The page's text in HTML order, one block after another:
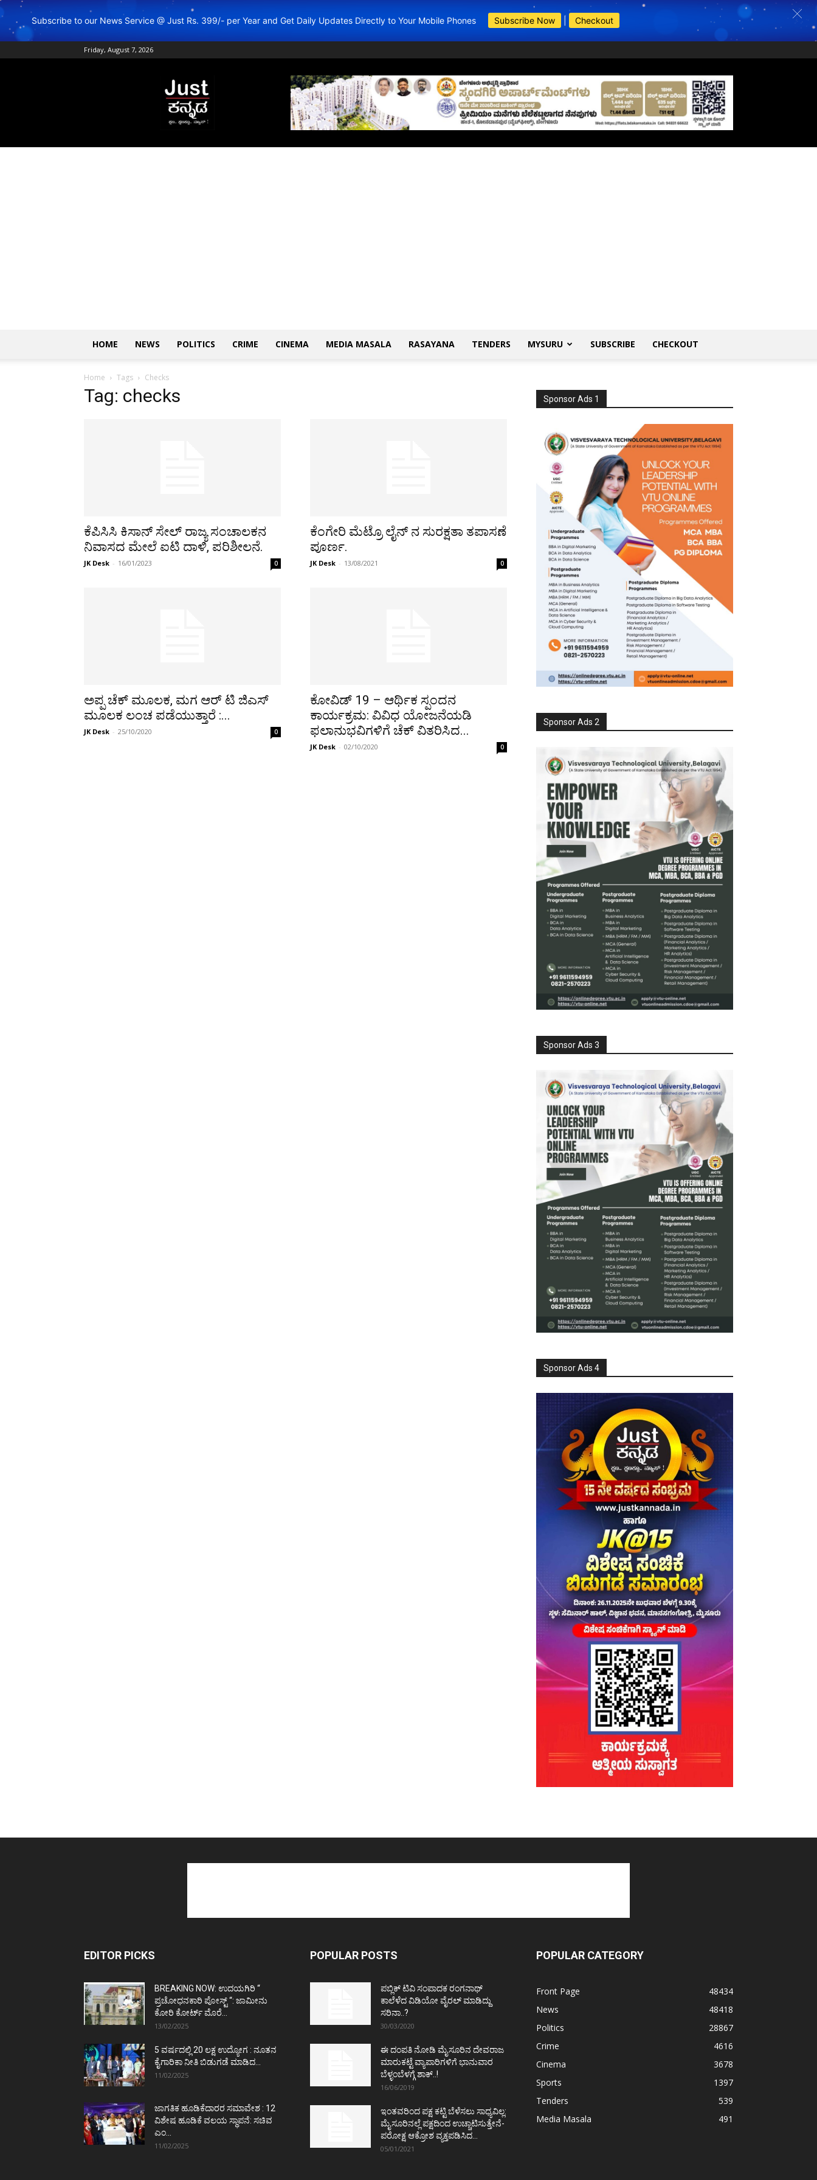
Subscribe to our News Service @ Just Rs. 399/- per Year and Get Daily Updates Directly to Your Mobile Phones Subscribe Now Checkout
Friday, August 7, 2026
Just
Kannada
–
Online
News
ಕನ್ನಡ
BDA Apartments
HOME NEWS POLITICS CRIME CINEMA MEDIA MASALA RASAYANA TENDERS MYSURU SUBSCRIBE CHECKOUT
Home Tags Checks
Tag: checks
ಕೆಪಿಸಿಸಿ ಕಿಸಾನ್ ಸೇಲ್ ರಾಜ್ಯ ಸಂಚಾಲಕನ
ನಿವಾಸದ ಮೇಲೆ ಐಟಿ ದಾಳಿ, ಪರಿಶೀಲನೆ.
JK Desk - 16/01/2023 0
ಕೆಂಗೇರಿ ಮೆಟ್ರೊ ಲೈನ್‌ ನ ಸುರಕ್ಷತಾ ತಪಾಸಣೆ
ಪೂರ್ಣ.
JK Desk - 13/08/2021 0
ಅಪ್ಪ ಚೆಕ್ ಮೂಲಕ, ಮಗ ಆರ್ ಟಿ ಜಿಎಸ್
ಮೂಲಕ ಲಂಚ ಪಡೆಯುತ್ತಾರೆ :...
JK Desk - 25/10/2020 0
ಕೋವಿಡ್ 19 – ಆರ್ಥಿಕ ಸ್ಪಂದನ
ಕಾರ್ಯಕ್ರಮ: ವಿವಿಧ ಯೋಜನೆಯಡಿ
ಫಲಾನುಭವಿಗಳಿಗೆ ಚೆಕ್ ವಿತರಿಸಿದ...
JK Desk - 02/10/2020 0
Sponsor Ads 1
Sponsor Ads 2
Sponsor Ads 3
Sponsor Ads 4
EDITOR PICKS
BREAKING NOW: ಉದಯಗಿರಿ “
ಪ್ರಚೋಧನಕಾರಿ ಪೋಸ್ಟ್‌ “: ಜಾಮೀನು
ಕೋರಿ ಕೋರ್ಟ್‌ ಮೊರೆ...
13/02/2025
5 ವರ್ಷದಲ್ಲಿ 20 ಲಕ್ಷ ಉದ್ಯೋಗ : ನೂತನ
ಕೈಗಾರಿಕಾ ನೀತಿ ಬಿಡುಗಡೆ ಮಾಡಿದ...
11/02/2025
ಜಾಗತಿಕ ಹೂಡಿಕೆದಾರರ ಸಮಾವೇಶ : 12
ವಿಶೇಷ ಹೂಡಿಕೆ ವಲಯ ಸ್ಥಾಪನೆ: ಸಚಿವ
ಎಂ...
11/02/2025
POPULAR POSTS
ಪಬ್ಲಿಕ್ ಟಿವಿ ಸಂಪಾದಕ ರಂಗನಾಥ್
ಕಾಲೆಳೆದ ವಿಡಿಯೋ ವೈರಲ್ ಮಾಡಿದ್ದು
ಸರಿನಾ..?
30/03/2020
ಈ ದಂಪತಿ ನೋಡಿ ಮೈಸೂರಿನ ದೇವರಾಜ
ಮಾರುಕಟ್ಟೆ ವ್ಯಾಪಾರಿಗಳಿಗೆ ಭಾನುವಾರ
ಬೆಳ್ಳಂಬೆಳಗ್ಗೆ ಶಾಕ್..!
16/06/2019
ಇಂತವರಿಂದ ಪಕ್ಷ ಕಟ್ಟಿ ಬೆಳೆಸಲು ಸಾಧ್ಯವಿಲ್ಲ:
ಮೈಸೂರಿನಲ್ಲೆ ಪಕ್ಷದಿಂದ ಉಚ್ಚಾಟಿಸುತ್ತೇನೆ-
ಪರೋಕ್ಷ ಆಕ್ರೋಶ ವ್ಯಕ್ತಪಡಿಸಿದ...
05/01/2021
POPULAR CATEGORY
Front Page
48434
News
48418
Politics
28867
Crime
4616
Cinema
3678
Sports
1397
Tenders
539
Media Masala
491